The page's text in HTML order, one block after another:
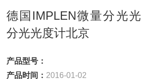
德国IMPLEN微量分光
分光光度计北京
产品型号：
产品时间： 2016-01-02